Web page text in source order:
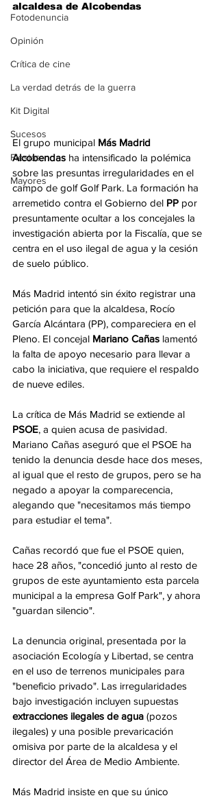
Fotodenuncia
Opinión
Crítica de cine
La verdad detrás de la guerra
Kit Digital
Sucesos
Fiestas
Mayores
alcaldesa de Alcobendas
El grupo municipal Más Madrid
Alcobendas ha intensificado la polémica
sobre las presuntas irregularidades en el
campo de golf Golf Park. La formación ha
arremetido contra el Gobierno del PP por
presuntamente ocultar a los concejales la
investigación abierta por la Fiscalía, que se
centra en el uso ilegal de agua y la cesión
de suelo público.
Más Madrid intentó sin éxito registrar una
petición para que la alcaldesa, Rocío
García Alcántara (PP), compareciera en el
Pleno. El concejal Mariano Cañas lamentó
la falta de apoyo necesario para llevar a
cabo la iniciativa, que requiere el respaldo
de nueve ediles.
La crítica de Más Madrid se extiende al
PSOE, a quien acusa de pasividad.
Mariano Cañas aseguró que el PSOE ha
tenido la denuncia desde hace dos meses,
al igual que el resto de grupos, pero se ha
negado a apoyar la comparecencia,
alegando que "necesitamos más tiempo
para estudiar el tema".
Cañas recordó que fue el PSOE quien,
hace 28 años, "concedió junto al resto de
grupos de este ayuntamiento esta parcela
municipal a la empresa Golf Park", y ahora
"guardan silencio".
La denuncia original, presentada por la
asociación Ecología y Libertad, se centra
en el uso de terrenos municipales para
"beneficio privado". Las irregularidades
bajo investigación incluyen supuestas
extracciones ilegales de agua (pozos
ilegales) y una posible prevaricación
omisiva por parte de la alcaldesa y el
director del Área de Medio Ambiente.
Más Madrid insiste en que su único